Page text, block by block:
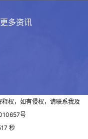
多资讯
释权，如有侵权，请联系我及
号
秒